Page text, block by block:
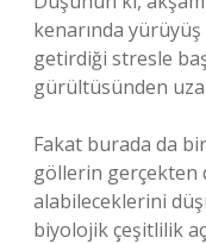
kenarında
getirdiği stresle
gürültüsünden
Fakat burada da
göllerin gerçekten
alabileceklerini
biyolojik çeşitlilik